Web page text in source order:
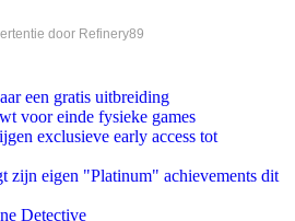
door Refinery89
een gratis uitbreiding
voor einde fysieke games
exclusieve early access tot
eigen "Platinum" achievements dit
Detective